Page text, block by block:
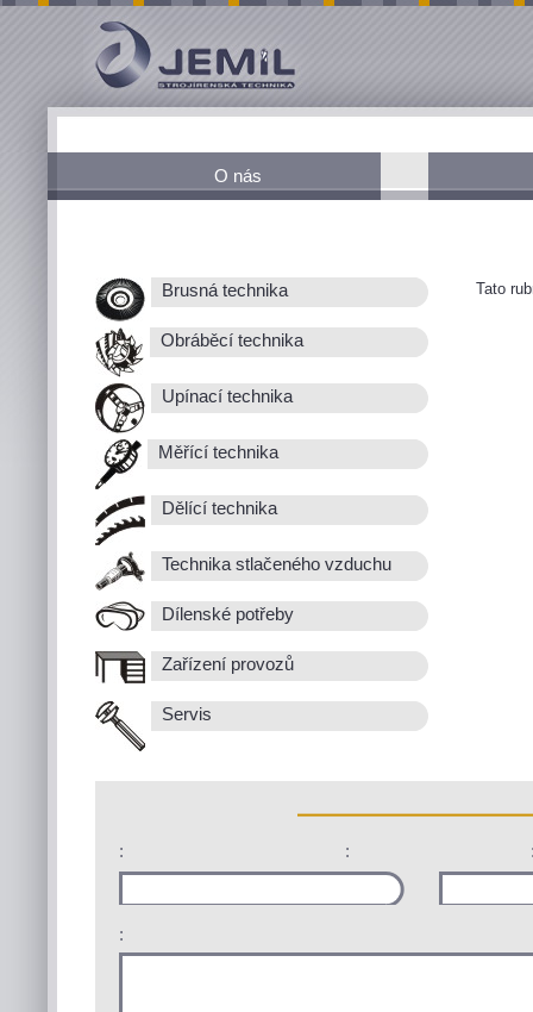
O nás
Brusná technika
Obráběcí technika
Upínací technika
Měřící technika
Dělící technika
Technika stlačeného vzduchu
Dílenské potřeby
Zařízení provozů
Servis
Tato
: :
: